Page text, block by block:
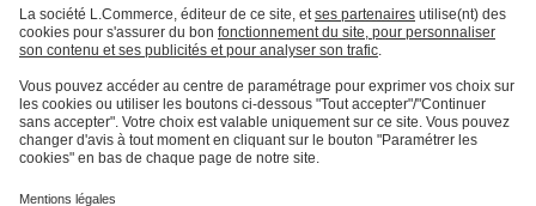
E.LECLERC
AIDE ET INFORMATION